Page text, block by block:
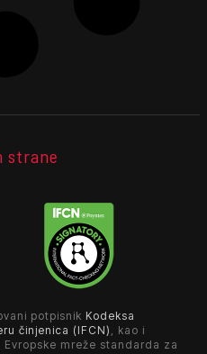
strane
potpisnik Kodeksa
činjenica (IFCN) , kao i
Evropske mreže standarda za